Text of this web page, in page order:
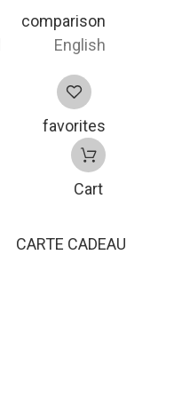
comparison
English
favorites
Cart
CARTE CADEAU